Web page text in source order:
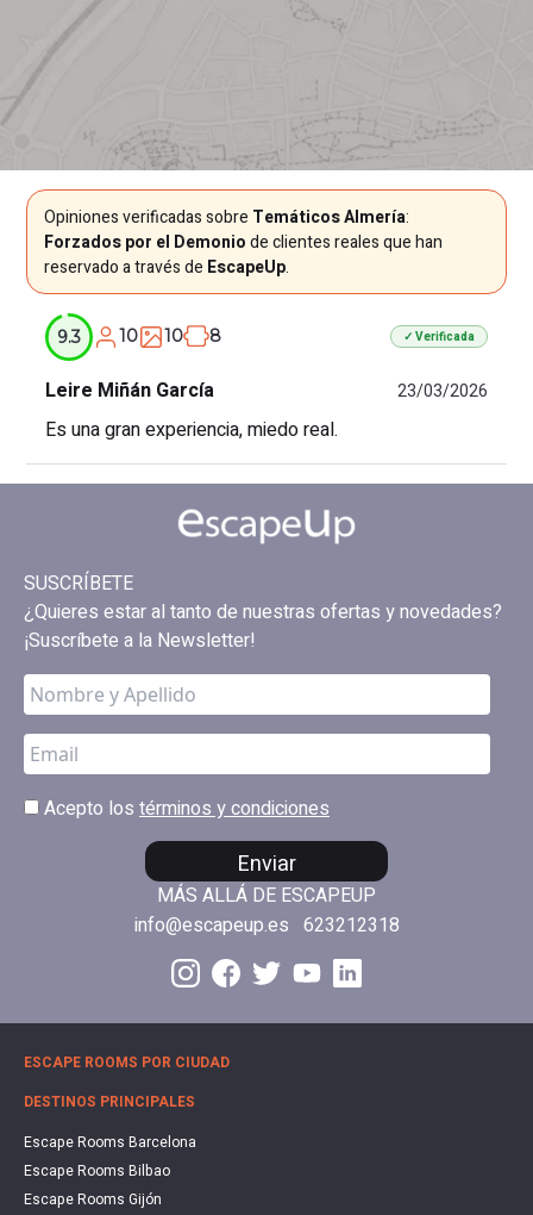
Opiniones verificadas sobre Temáticos Almería:
Forzados por el Demoniode clientes reales que han
reservado a través de EscapeUp.
9.3 10 10 8 ✓ Verificada
Leire Miñán García 23/03/2026
Es una gran experiencia, miedo real.
SUSCRÍBETE
¿Quieres estar al tanto de nuestras ofertas y novedades?
¡Suscríbete a la Newsletter!
Acepto los términos y condiciones
Enviar
MÁS ALLÁ DE ESCAPEUP
info@escapeup.es 623212318
ESCAPE ROOMS POR CIUDAD
DESTINOS PRINCIPALES
Escape Rooms Barcelona
Escape Rooms Bilbao
Escape Rooms Gijón